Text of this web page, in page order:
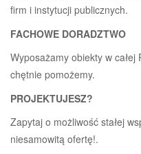
firm i instytucji publicznych.
FACHOWE DORADZTWO
Wyposażamy obiekty w
chętnie pomożemy.
PROJEKTUJESZ?
Zapytaj o możliwość stałej
niesamowitą ofertę!.